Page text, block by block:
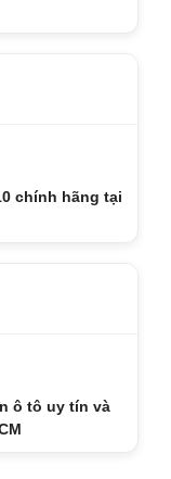
chính hãng tại
ô tô uy tín và